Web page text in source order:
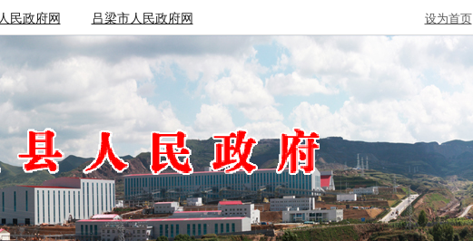
民政府网 吕梁市人民政府网 设为首页